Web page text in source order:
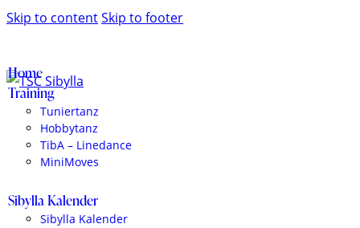
Skip to contentSkip to footer
Home
Training
Tuniertanz
Hobbytanz
TibA – Linedance
MiniMoves
Sibylla Kalender
Sibylla Kalender